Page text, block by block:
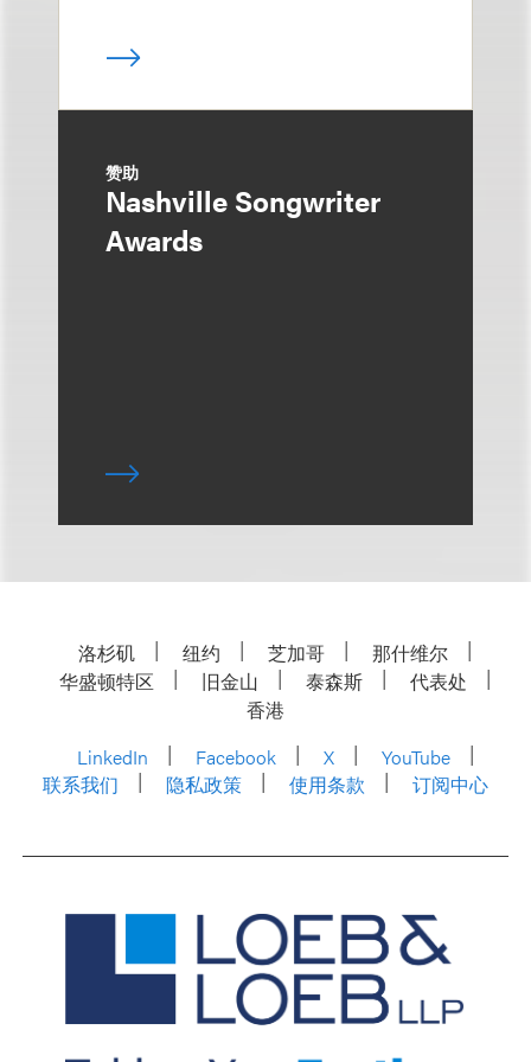
赞助
Nashville Songwriter
Awards
洛杉矶 纽约 芝加哥
那什维尔
华盛顿特区
旧金山 泰森斯
代表处
香港
LinkedIn
Facebook X
YouTube
联系我们
隐私政策 使用条款 订阅中心